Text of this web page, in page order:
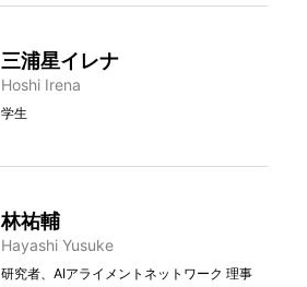
三浦星イレナ
Hoshi Irena
学生
林祐輔
Hayashi Yusuke
研究者、AIアライメントネットワーク 理事